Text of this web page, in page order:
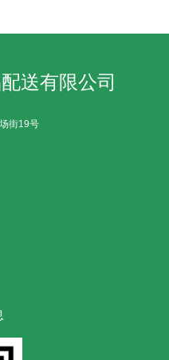
送有限公司
街19号